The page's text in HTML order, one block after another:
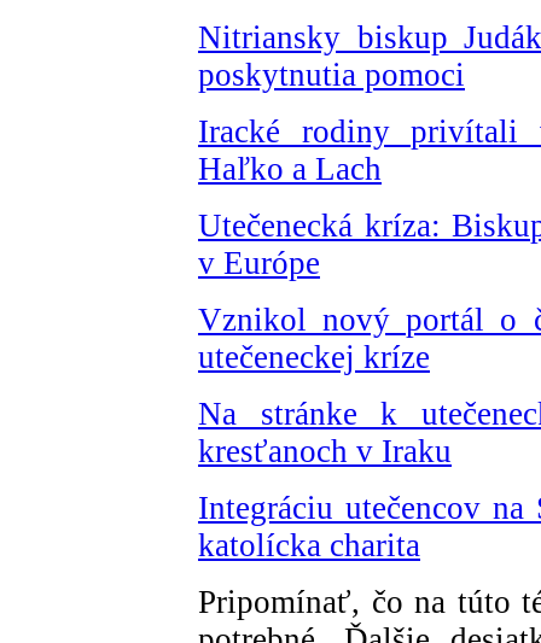
Nitriansky biskup
poskytnutia pomoci
Iracké rodiny privítali
Haľko a Lach
Utečenecká kríza:
v Európe
Vznikol nový portál o
utečeneckej kríze
Na stránke k
kresťanoch v Iraku
Integráciu utečencov
katolícka charita
Pripomínať, čo na túto